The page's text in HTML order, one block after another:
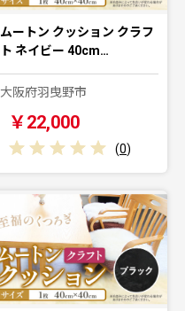
ムートン クッション クラフ
ト ネイビー 40cm…
大阪府羽曳野市
￥22,000
(0)